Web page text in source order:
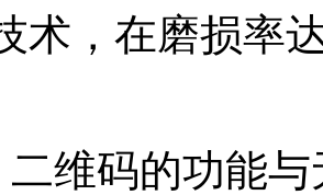
术，在磨损率
维码的功能